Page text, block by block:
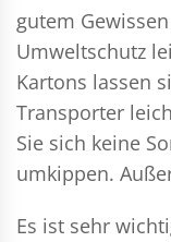
gutem
Umweltschutz
Kartons lassen
Transporter
Sie sich keine
umkippen.
Es ist sehr